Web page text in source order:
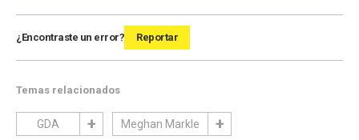
¿Encontraste un error? Reportar
Temas relacionados
GDA Meghan Markle